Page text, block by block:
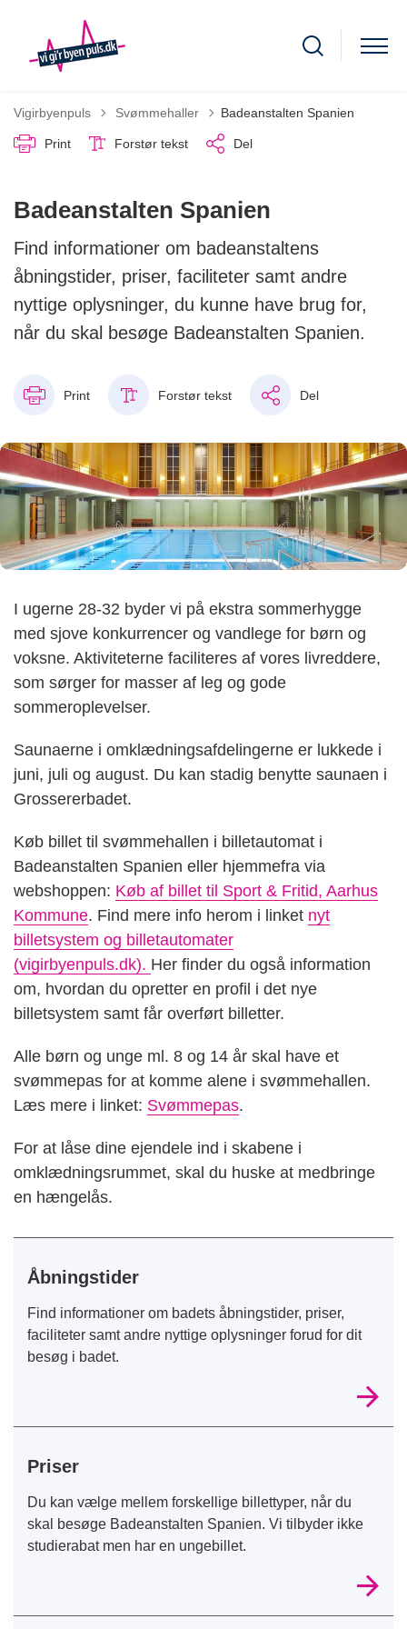
Vigirbyenpuls Tilbage til
Svømmehaller Badeanstalten Spanien
Print Forstør tekst Del
Badeanstalten Spanien
Find informationer om badeanstaltens
åbningstider, priser, faciliteter samt andre
nyttige oplysninger, du kunne have brug for,
når du skal besøge Badeanstalten Spanien.
Print Forstør tekst Del
I ugerne 28-32 byder vi på ekstra sommerhygge
med sjove konkurrencer og vandlege for børn og
voksne. Aktiviteterne faciliteres af vores livreddere,
som sørger for masser af leg og gode
sommeroplevelser.
Saunaerne i omklædningsafdelingerne er lukkede i
juni, juli og august. Du kan stadig benytte saunaen i
Grossererbadet.
Køb billet til svømmehallen i billetautomat i
Badeanstalten Spanien eller hjemmefra via
webshoppen: Køb af billet til Sport & Fritid, Aarhus
Kommune. Find mere info herom i linket nyt
billetsystem og billetautomater
(vigirbyenpuls.dk). Her finder du også information
om, hvordan du opretter en profil i det nye
billetsystem samt får overført billetter.
Alle børn og unge ml. 8 og 14 år skal have et
svømmepas for at komme alene i svømmehallen.
Læs mere i linket: Svømmepas.
For at låse dine ejendele ind i skabene i
omklædningsrummet, skal du huske at medbringe
en hængelås.
Åbningstider
Find informationer om badets åbningstider, priser,
faciliteter samt andre nyttige oplysninger forud for dit
besøg i badet.
Priser
Du kan vælge mellem forskellige billettyper, når du
skal besøge Badeanstalten Spanien. Vi tilbyder ikke
studierabat men har en ungebillet.